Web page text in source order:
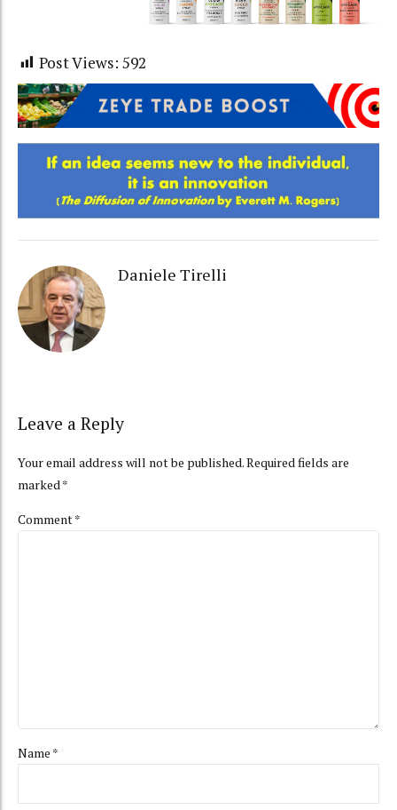
Post Views: 592
Daniele Tirelli
Leave a Reply
Your email address will not be published. Required fields are
marked *
Comment*
Name *